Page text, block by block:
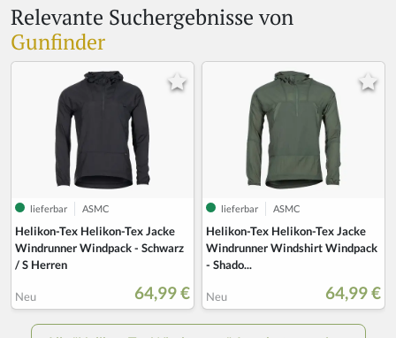
Relevante Suchergebnisse von
Gunfinder